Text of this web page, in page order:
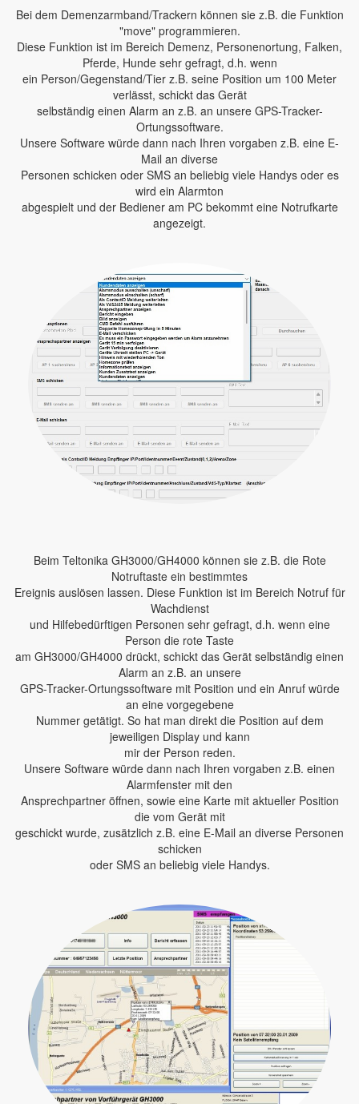
Bei dem Demenzarmband/Trackern können sie z.B. die Funktion
"move" programmieren.
Diese Funktion ist im Bereich Demenz, Personenortung, Falken,
Pferde, Hunde sehr gefragt, d.h. wenn
ein Person/Gegenstand/Tier z.B. seine Position um 100 Meter
verlässt, schickt das Gerät
selbständig einen Alarm an z.B. an unsere GPS-Tracker-
Ortungssoftware.
Unsere Software würde dann nach Ihren vorgaben z.B. eine E-
Mail an diverse
Personen schicken oder SMS an beliebig viele Handys oder es
wird ein Alarmton
abgespielt und der Bediener am PC bekommt eine Notrufkarte
angezeigt.
Beim Teltonika GH3000/GH4000 können sie z.B. die Rote
Notruftaste ein bestimmtes
Ereignis auslösen lassen. Diese Funktion ist im Bereich Notruf für
Wachdienst
und Hilfebedürftigen Personen sehr gefragt, d.h. wenn eine
Person die rote Taste
am GH3000/GH4000 drückt, schickt das Gerät selbständig einen
Alarm an z.B. an unsere
GPS-Tracker-Ortungssoftware mit Position und ein Anruf würde
an eine vorgegebene
Nummer getätigt. So hat man direkt die Position auf dem
jeweiligen Display und kann
mir der Person reden.
Unsere Software würde dann nach Ihren vorgaben z.B. einen
Alarmfenster mit den
Ansprechpartner öffnen, sowie eine Karte mit aktueller Position
die vom Gerät mit
geschickt wurde, zusätzlich z.B. eine E-Mail an diverse Personen
schicken
oder SMS an beliebig viele Handys.